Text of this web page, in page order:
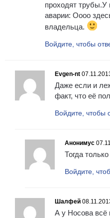
проходят трубы.У
аварии: Оооо
владельца.
Войдите, чтобы
Evgen-nt
Даже если и
факт, что её
Войдите, чтобы
Анонимус
Тогда
Войдите,
Шалфей
А у Носова всё